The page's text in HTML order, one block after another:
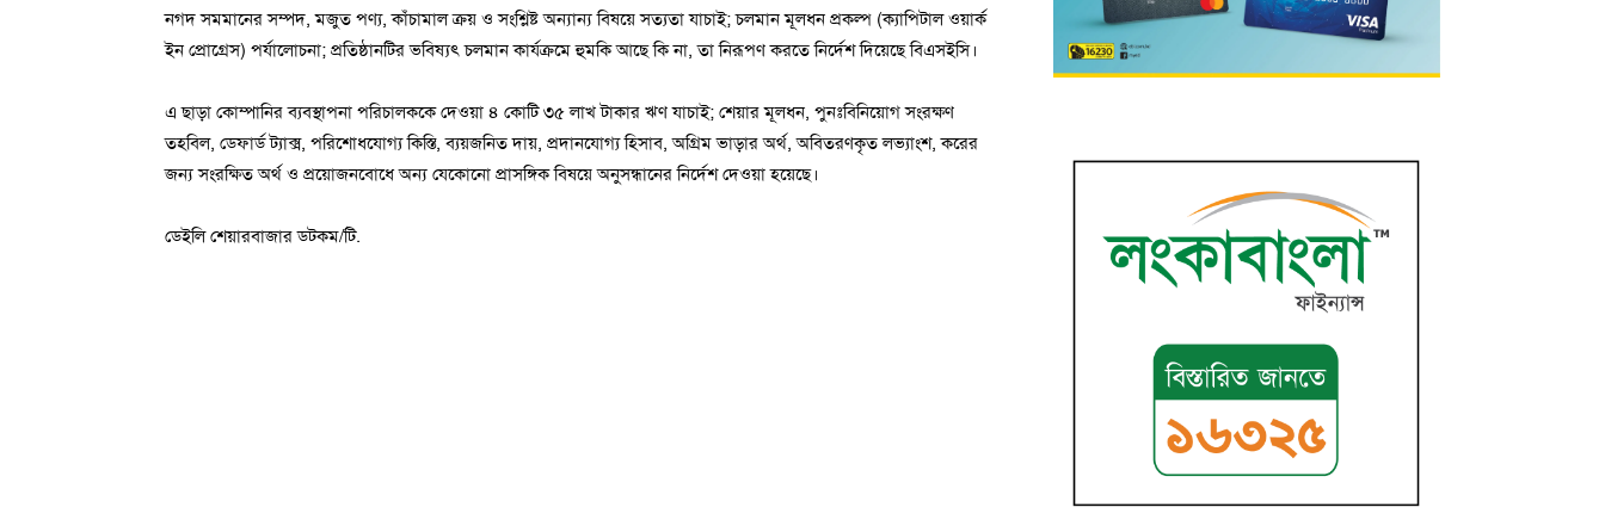
নগদ সমমানের সম্পদ, মজুত পণ্য, কাঁচামাল ক্রয় ও সংশ্লিষ্ট অন্যান্য বিষয়ে সত্যতা যাচাই; চলমান মূলধন প্রকল্প (ক্যাপিটাল ওয়ার্ক
ইন প্রোগ্রেস) পর্যালোচনা; প্রতিষ্ঠানটির ভবিষ্যৎ চলমান কার্যক্রমে হুমকি আছে কি না, তা নিরূপণ করতে নির্দেশ দিয়েছে বিএসইসি।
এ ছাড়া কোম্পানির ব্যবস্থাপনা পরিচালককে দেওয়া ৪ কোটি ৩৫ লাখ টাকার ঋণ যাচাই; শেয়ার মূলধন, পুনঃবিনিয়োগ সংরক্ষণ
তহবিল, ডেফার্ড ট্যাক্স, পরিশোধযোগ্য কিস্তি, ব্যয়জনিত দায়, প্রদানযোগ্য হিসাব, অগ্রিম ভাড়ার অর্থ, অবিতরণকৃত লভ্যাংশ, করের
জন্য সংরক্ষিত অর্থ ও প্রয়োজনবোধে অন্য যেকোনো প্রাসঙ্গিক বিষয়ে অনুসন্ধানের নির্দেশ দেওয়া হয়েছে।
ডেইলি শেয়ারবাজার ডটকম/টি.